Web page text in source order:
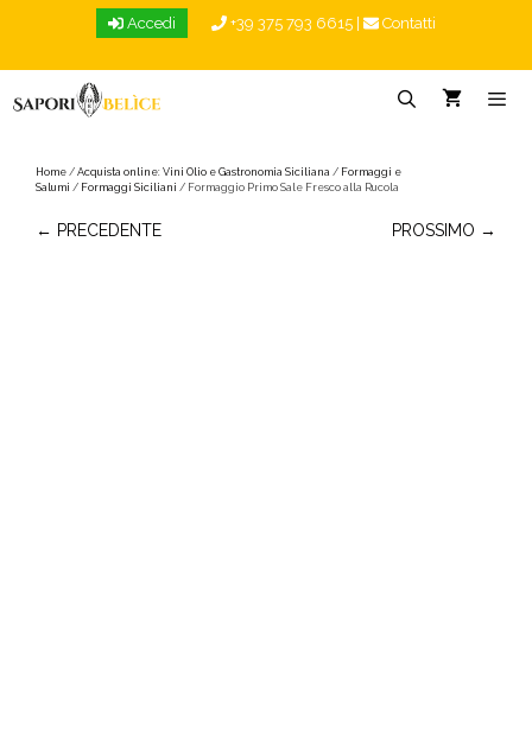
Accedi +39 375 793 6615 Contatti
Home / Acquista online: Vini Olio e Gastronomia Siciliana / Formaggi e
Salumi / Formaggi Siciliani / Formaggio Primo Sale Fresco alla Rucola
← PRECEDENTE PROSSIMO →